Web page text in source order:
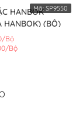
HANBOK
HANBOK) (BỘ)
Bộ
Bộ
Mã: SP9550